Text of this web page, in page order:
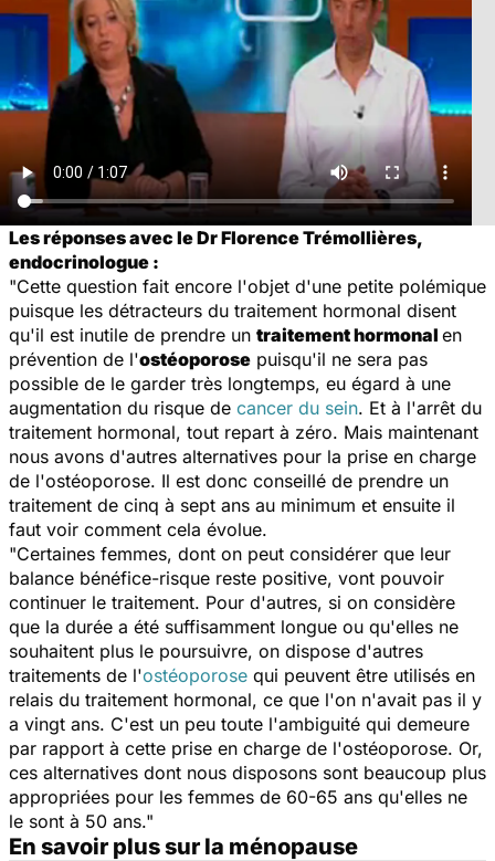
Les réponses avec le Dr Florence Trémollières,
endocrinologue :
"Cette question fait encore l'objet d'une petite polémique
puisque les détracteurs du traitement hormonal disent
qu'il est inutile de prendre un traitement hormonal en
prévention de l'ostéoporose puisqu'il ne sera pas
possible de le garder très longtemps, eu égard à une
augmentation du risque de cancer du sein. Et à l'arrêt du
traitement hormonal, tout repart à zéro. Mais maintenant
nous avons d'autres alternatives pour la prise en charge
de l'ostéoporose. Il est donc conseillé de prendre un
traitement de cinq à sept ans au minimum et ensuite il
faut voir comment cela évolue.
"Certaines femmes, dont on peut considérer que leur
balance bénéfice-risque reste positive, vont pouvoir
continuer le traitement. Pour d'autres, si on considère
que la durée a été suffisamment longue ou qu'elles ne
souhaitent plus le poursuivre, on dispose d'autres
traitements de l'ostéoporose qui peuvent être utilisés en
relais du traitement hormonal, ce que l'on n'avait pas il y
a vingt ans. C'est un peu toute l'ambiguité qui demeure
par rapport à cette prise en charge de l'ostéoporose. Or,
ces alternatives dont nous disposons sont beaucoup plus
appropriées pour les femmes de 60-65 ans qu'elles ne
le sont à 50 ans."
En savoir plus sur la ménopause